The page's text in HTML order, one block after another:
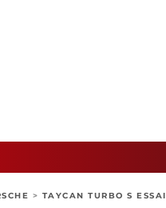
> TAYCAN TURBO S ESSAI